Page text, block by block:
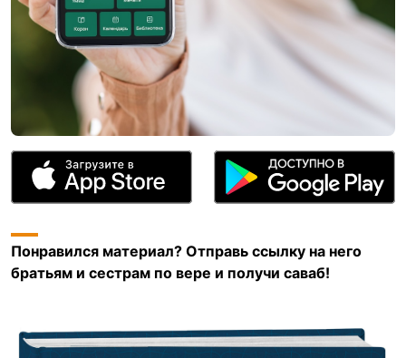
Понравился материал? Отправь ссылку на него
братьям и сестрам по вере и получи саваб!